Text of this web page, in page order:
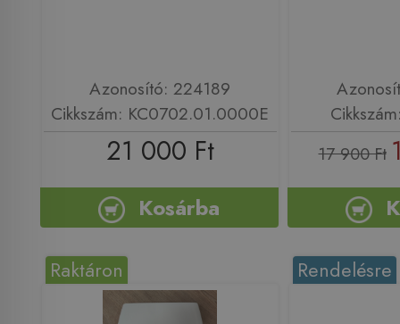
Azonosító: 224189
Cikkszám: KC0702.01.0000E
21 000 Ft
Kosárba
17 900 Ft
Raktáron Rendelésre